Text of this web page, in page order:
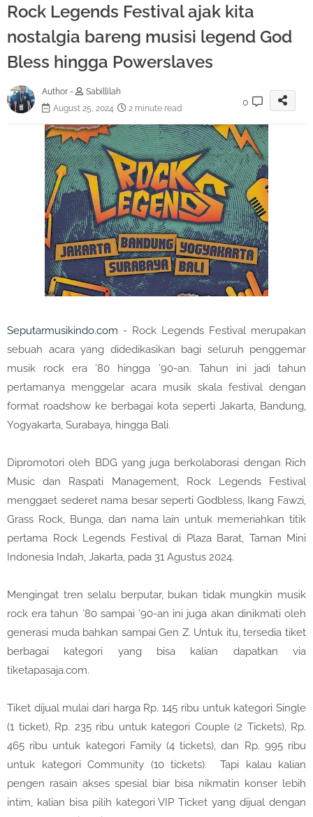
Rock Legends Festival ajak kita
nostalgia bareng musisi legend God
Bless hingga Powerslaves
Author -
Sabillilah
August 25, 2024
2 minute read
0
Seputarmusikindo.com - Rock Legends Festival merupakan
sebuah acara yang didedikasikan bagi seluruh penggemar
musik rock era ’80 hingga ’90-an. Tahun ini jadi tahun
pertamanya menggelar acara musik skala festival dengan
format roadshow ke berbagai kota seperti Jakarta, Bandung,
Yogyakarta, Surabaya, hingga Bali.
Dipromotori oleh BDG yang juga berkolaborasi dengan Rich
Music dan Raspati Management, Rock Legends Festival
menggaet sederet nama besar seperti Godbless, Ikang Fawzi,
Grass Rock, Bunga, dan nama lain untuk memeriahkan titik
pertama Rock Legends Festival di Plaza Barat, Taman Mini
Indonesia Indah, Jakarta, pada 31 Agustus 2024.
Mengingat tren selalu berputar, bukan tidak mungkin musik
rock era tahun ’80 sampai ’90-an ini juga akan dinikmati oleh
generasi muda bahkan sampai Gen Z. Untuk itu, tersedia tiket
berbagai kategori yang bisa kalian dapatkan via
tiketapasaja.com.
Tiket dijual mulai dari harga Rp. 145 ribu untuk kategori Single
(1 ticket), Rp. 235 ribu untuk kategori Couple (2 Tickets), Rp.
465 ribu untuk kategori Family (4 tickets), dan Rp. 995 ribu
untuk kategori Community (10 tickets). Tapi kalau kalian
pengen rasain akses spesial biar bisa nikmatin konser lebih
intim, kalian bisa pilih kategori VIP Ticket yang dijual dengan